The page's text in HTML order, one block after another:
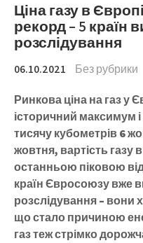
Ціна газу в
рекорд – 5 країн
розслідування
06.10.2021 Без рубрики
Ринкова ціна на газ у
історичний максимум
тисячу кубометрів 6
жовтня, вартість газу
останньою піковою
країн Євросоюзу вже
розслідування – вони
що стало причиною
газ теж стрімко